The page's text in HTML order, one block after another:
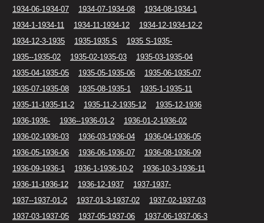
1934-06-1934-07
1934-07-1934-08
1934-08-1934-1
1934-1-1934-11
1934-11-1934-12
1934-12-1934-12-2
1934-12-3-1935
1935-1935 S
1935 S-1935-
1935--1935-02
1935-02-1935-03
1935-03-1935-04
1935-04-1935-05
1935-05-1935-06
1935-06-1935-07
1935-07-1935-08
1935-08-1935-1
1935-1-1935-11
1935-11-1935-11-2
1935-11-2-1935-12
1935-12-1936
1936-1936-
1936--1936-01-2
1936-01-2-1936-02
1936-02-1936-03
1936-03-1936-04
1936-04-1936-05
1936-05-1936-06
1936-06-1936-07
1936-08-1936-09
1936-09-1936-1
1936-1-1936-10-2
1936-10-3-1936-11
1936-11-1936-12
1936-12-1937
1937-1937-
1937--1937-01-2
1937-01-3-1937-02
1937-02-1937-03
1937-03-1937-05
1937-05-1937-06
1937-06-1937-06-3